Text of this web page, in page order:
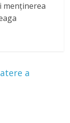
menținerea
a